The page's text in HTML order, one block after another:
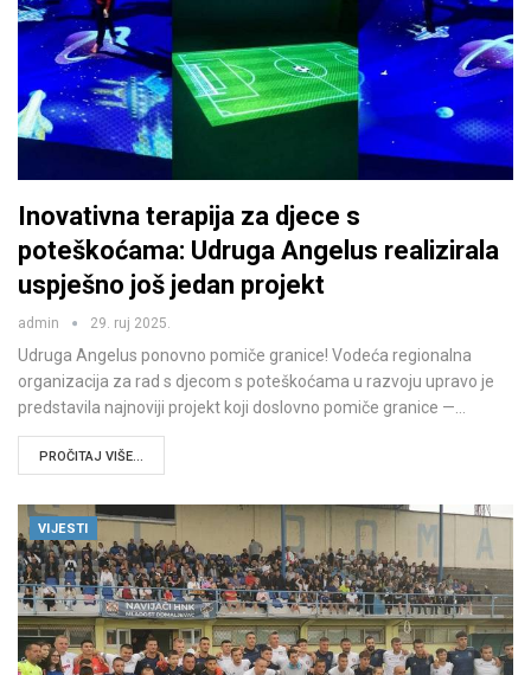
Inovativna terapija za djece s
poteškoćama: Udruga Angelus realizirala
uspješno još jedan projekt
admin 29. ruj 2025.
Udruga Angelus ponovno pomiče granice! Vodeća regionalna
organizacija za rad s djecom s poteškoćama u razvoju upravo je
predstavila najnoviji projekt koji doslovno pomiče granice —…
PROČITAJ VIŠE...
VIJESTI